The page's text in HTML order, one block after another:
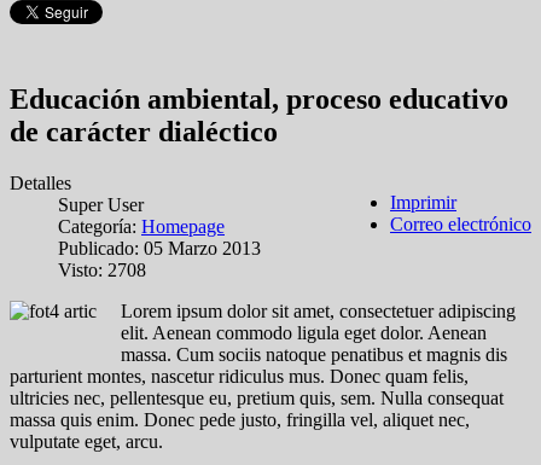
Educación ambiental, proceso educativo
de carácter dialéctico
Imprimir
Correo electrónico
Detalles
Super User
Categoría: Homepage
Publicado: 05 Marzo 2013
Visto: 2708
Lorem ipsum dolor sit amet, consectetuer adipiscing
elit. Aenean commodo ligula eget dolor. Aenean
massa. Cum sociis natoque penatibus et magnis dis
parturient montes, nascetur ridiculus mus. Donec quam felis,
ultricies nec, pellentesque eu, pretium quis, sem. Nulla consequat
massa quis enim. Donec pede justo, fringilla vel, aliquet nec,
vulputate eget, arcu.